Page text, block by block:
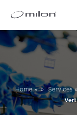
Home» Services»